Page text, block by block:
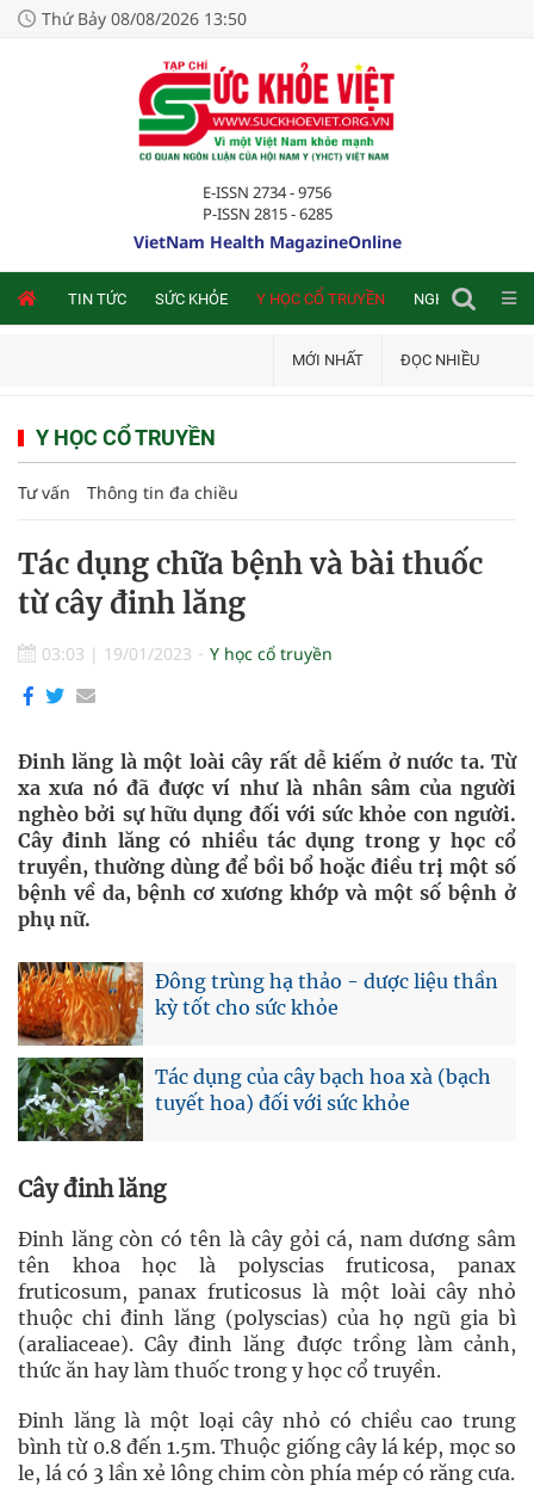
Thứ Bảy 08/08/2026 13:50
E-ISSN 2734 - 9756
P-ISSN 2815 - 6285
VietNam Health MagazineOnline
TIN TỨC SỨC KHỎE Y HỌC CỔ TRUYỀN NGHIÊN CỨU
MỚI NHẤT ĐỌC NHIỀU
Y HỌC CỔ TRUYỀN
Tư vấn Thông tin đa chiều
Tác dụng chữa bệnh và bài thuốc
từ cây đinh lăng
03:03 | 19/01/2023 Y học cổ truyền
Đinh lăng là một loài cây rất dễ kiếm ở nước ta. Từ
xa xưa nó đã được ví như là nhân sâm của người
nghèo bởi sự hữu dụng đối với sức khỏe con người.
Cây đinh lăng có nhiều tác dụng trong y học cổ
truyền, thường dùng để bồi bổ hoặc điều trị một số
bệnh về da, bệnh cơ xương khớp và một số bệnh ở
phụ nữ.
Đông trùng hạ thảo - dược liệu thần
kỳ tốt cho sức khỏe
Tác dụng của cây bạch hoa xà (bạch
tuyết hoa) đối với sức khỏe
Cây đinh lăng
Đinh lăng còn có tên là cây gỏi cá, nam dương sâm
tên khoa học là polyscias fruticosa, panax
fruticosum, panax fruticosus là một loài cây nhỏ
thuộc chi đinh lăng (polyscias) của họ ngũ gia bì
(araliaceae). Cây đinh lăng được trồng làm cảnh,
thức ăn hay làm thuốc trong y học cổ truyền.
Đinh lăng là một loại cây nhỏ có chiều cao trung
bình từ 0.8 đến 1.5m. Thuộc giống cây lá kép, mọc so
le, lá có 3 lần xẻ lông chim còn phía mép có răng cưa.